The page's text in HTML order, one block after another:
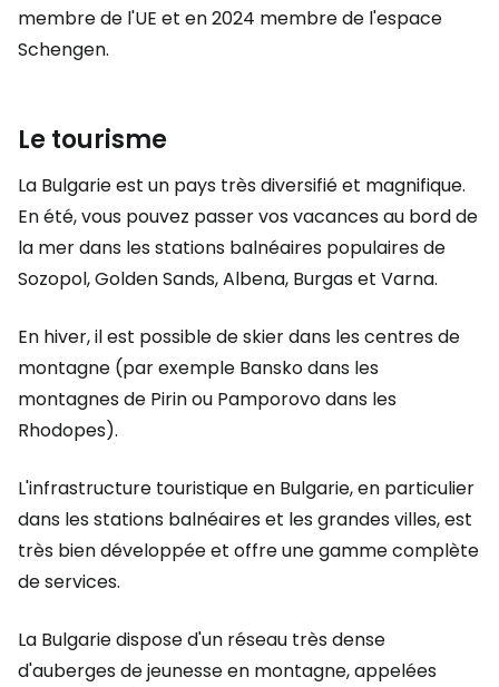
membre de l'UE et en 2024 membre de l'espace
Schengen.
Le tourisme
La Bulgarie est un pays très diversifié et magnifique.
En été, vous pouvez passer vos vacances au bord de
la mer dans les stations balnéaires populaires de
Sozopol, Golden Sands, Albena, Burgas et Varna.
En hiver, il est possible de skier dans les centres de
montagne (par exemple Bansko dans les
montagnes de Pirin ou Pamporovo dans les
Rhodopes).
L'infrastructure touristique en Bulgarie, en particulier
dans les stations balnéaires et les grandes villes, est
très bien développée et offre une gamme complète
de services.
La Bulgarie dispose d'un réseau très dense
d'auberges de jeunesse en montagne, appelées